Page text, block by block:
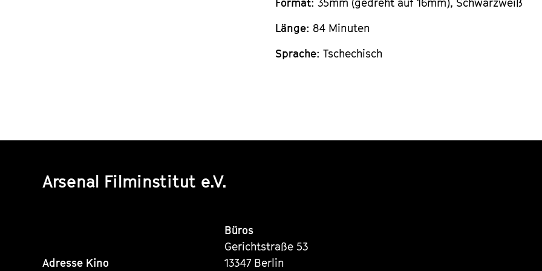
Format: 35mm (gedreht auf 16mm), Schwarzweiß
Länge: 84 Minuten
Sprache: Tschechisch
Arsenal Filminstitut e.V.
Adresse Kino
Büros
Gerichtstraße 53
13347 Berlin